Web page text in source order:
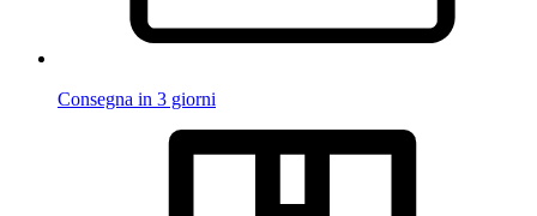
Consegna in 3 giorni